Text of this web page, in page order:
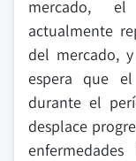
mercado,
actualmente
del mercado,
espera que
durante el
desplace